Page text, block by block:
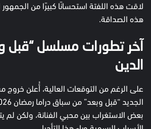
لاقت هذه اللفتة استحسانًا كبيرًا من
هذه الصداقة.
آخر تطورات مسلسل “قبل
الدين
على الرغم من التوقعات العالية، أُعلن
بعض الاستغراب بين محبي الفنانة، ولكن